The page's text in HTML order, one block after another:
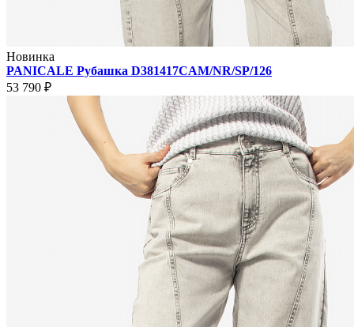
Новинка
PANICALE Рубашка D381417CAM/NR/SP/126
53 790 ₽